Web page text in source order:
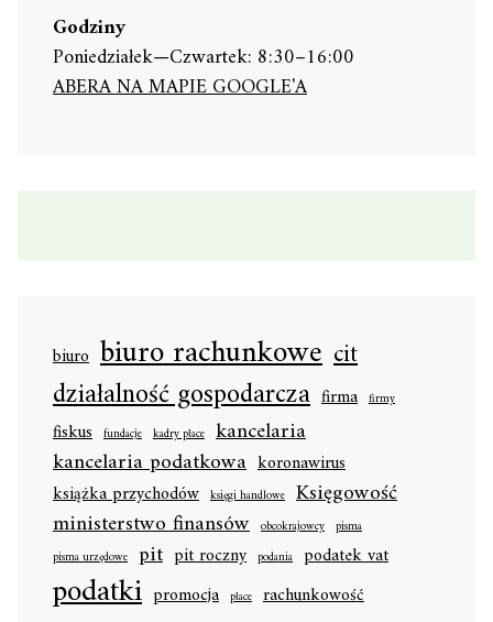
Godziny
Poniedziałek—Czwartek: 8:30–16:00
ABERA NA MAPIE GOOGLE'A
biuro biuro rachunkowe cit
działalność gospodarcza firma firmy
fiskus fundacje kadry płace kancelaria
kancelaria podatkowa koronawirus
książka przychodów księgi handlowe Księgowość
ministerstwo finansów obcokrajowcy pisma
pisma urzędowe pit pit roczny podania podatek vat
podatki promocja płace rachunkowość